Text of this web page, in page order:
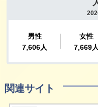
関連サイト